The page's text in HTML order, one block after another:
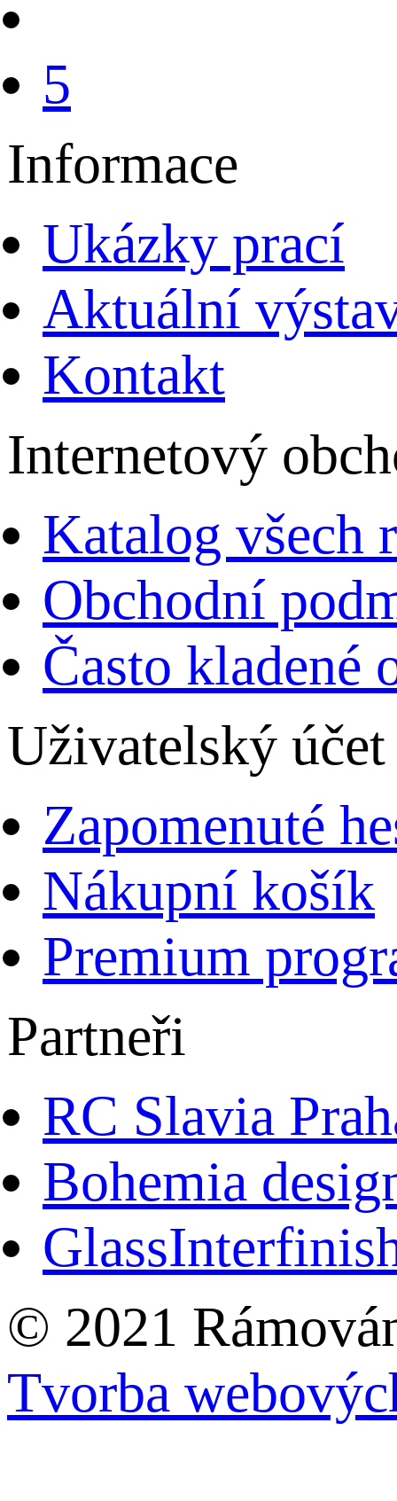
5
Informace
Ukázky prací
Aktuální
Kontakt
Internetový
Katalog všech
Obchodní
Často kladené
Uživatelský účet
Zapomenuté
Nákupní košík
Premium
Partneři
RC Slavia
Bohemia
© 2021
Tvorba